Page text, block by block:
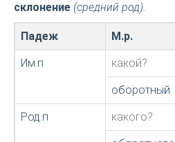
склонение (средний род).
Падеж М.р.
Им.п какой?
оборотный
Род.п какого?